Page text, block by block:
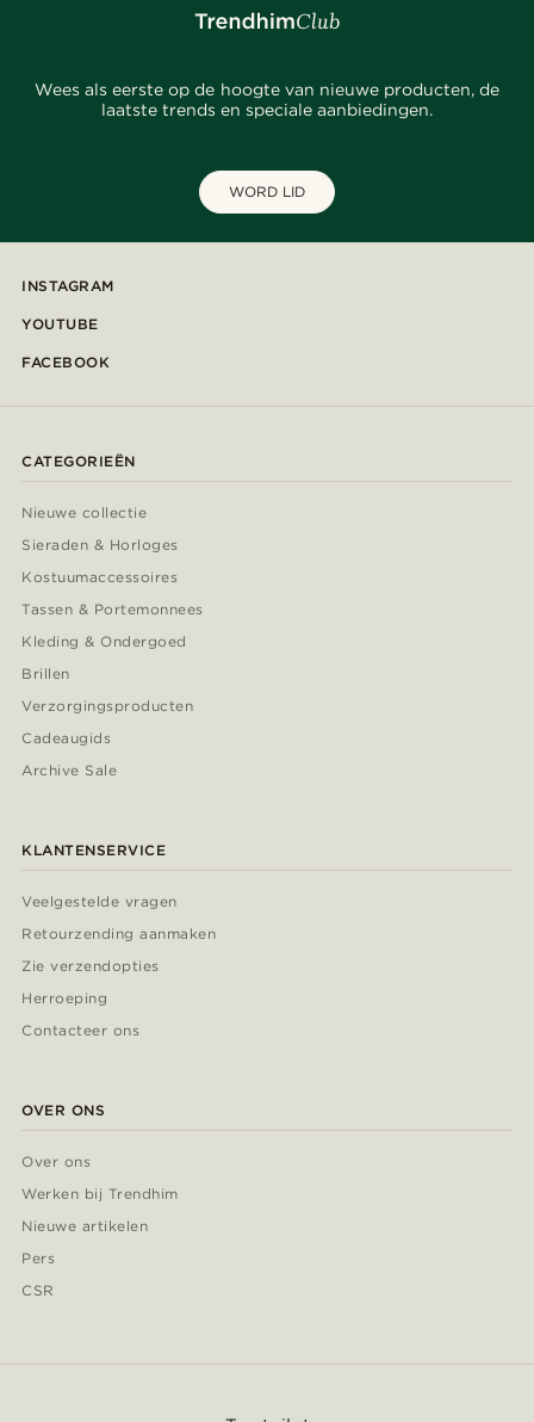
Wees als eerste op de hoogte van nieuwe producten, de
laatste trends en speciale aanbiedingen.
WORD LID
INSTAGRAM
YOUTUBE
FACEBOOK
CATEGORIEËN
Nieuwe collectie
Sieraden & Horloges
Kostuumaccessoires
Tassen & Portemonnees
Kleding & Ondergoed
Brillen
Verzorgingsproducten
Cadeaugids
Archive Sale
KLANTENSERVICE
Veelgestelde vragen
Retourzending aanmaken
Zie verzendopties
Herroeping
Contacteer ons
OVER ONS
Over ons
Werken bij Trendhim
Nieuwe artikelen
Pers
CSR